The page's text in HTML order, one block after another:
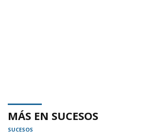
MÁS EN SUCESOS
SUCESOS